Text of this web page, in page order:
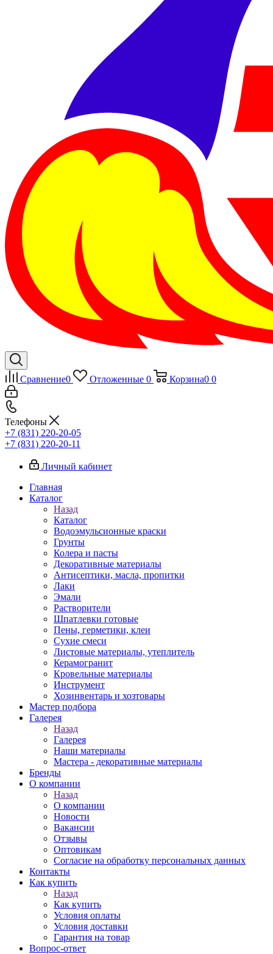
Сравнение0 Отложенные 0 Корзина0 0
Телефоны
+7 (831) 220-20-05
+7 (831) 220-20-11
Личный кабинет
Главная
Каталог
Назад
Каталог
Водоэмульсионные краски
Грунты
Колера и пасты
Декоративные материалы
Антисептики, масла, пропитки
Лаки
Эмали
Растворители
Шпатлевки готовые
Пены, герметики, клеи
Сухие смеси
Листовые материалы, утеплитель
Керамогранит
Кровельные материалы
Инструмент
Хозинвентарь и хозтовары
Мастер подбора
Галерея
Назад
Галерея
Наши материалы
Мастера - декоративные материалы
Бренды
О компании
Назад
О компании
Новости
Вакансии
Отзывы
Оптовикам
Cогласие на обработку персональных данных
Контакты
Как купить
Назад
Как купить
Условия оплаты
Условия доставки
Гарантия на товар
Вопрос-ответ